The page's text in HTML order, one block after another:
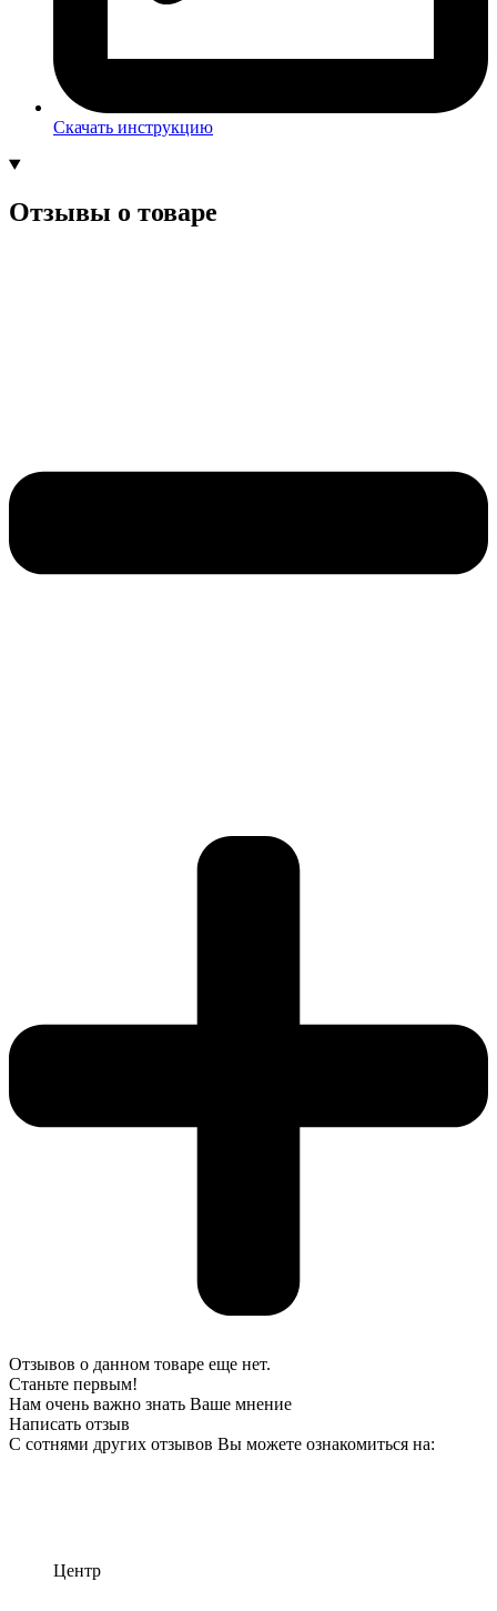
Скачать инструкцию
Отзывы о товаре
Отзывов о данном товаре еще нет.
Станьте первым!
Нам очень важно знать Ваше мнение
Написать отзыв
С сотнями других отзывов Вы можете ознакомиться на:
Центр